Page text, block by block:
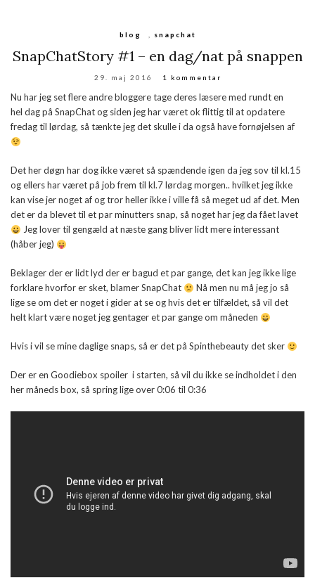
blog snapchat
SnapChatStory #1 – en dag/nat på snappen
29. maj 2016 1 kommentar
Nu har jeg set flere andre bloggere tage deres læsere med rundt en
hel dag på SnapChat og siden jeg har været ok flittig til at opdatere
fredag til lørdag, så tænkte jeg det skulle i da også have fornøjelsen af
Det her døgn har dog ikke været så spændende igen da jeg sov til kl.15
og ellers har været på job frem til kl.7 lørdag morgen.. hvilket jeg ikke
kan vise jer noget af og tror heller ikke i ville få så meget ud af det. Men
det er da blevet til et par minutters snap, så noget har jeg da fået lavet
Jeg lover til gengæld at næste gang bliver lidt mere interessant
(håber jeg)
Beklager der er lidt lyd der er bagud et par gange, det kan jeg ikke lige
forklare hvorfor er sket, blamer SnapChat
Nå men nu må jeg jo så
lige se om det er noget i gider at se og hvis det er tilfældet, så vil det
helt klart være noget jeg gentager et par gange om måneden
Hvis i vil se mine daglige snaps, så er det på Spinthebeauty det sker
Der er en Goodiebox spoiler i starten, så vil du ikke se indholdet i den
her måneds box, så spring lige over 0:06 til 0:36